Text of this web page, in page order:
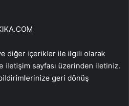
diğer içerikler ile ilgili olarak
iletişim sayfası üzerinden iletiniz.
geri dönüş